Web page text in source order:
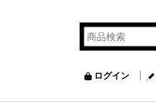
ログイン